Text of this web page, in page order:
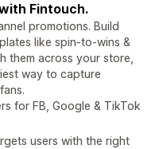
Fintouch.
promotions. Build
like spin-to-wins &
them across your store,
way to capture
for FB, Google & TikTok
users with the right